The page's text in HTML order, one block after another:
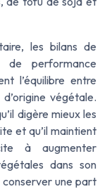
les bilans de
performance
l’équilibre entre
végétale.
digère mieux les
et qu’il maintient
à augmenter
dans son
conserver une part